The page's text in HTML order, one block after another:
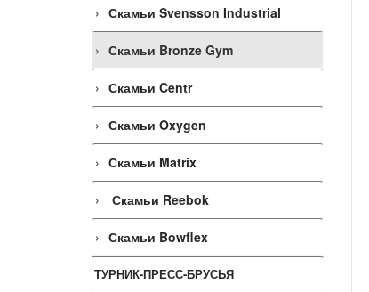
Скамьи Svensson Industrial
Скамьи Bronze Gym
Скамьи Centr
Скамьи Oxygen
Скамьи Matrix
Скамьи Reebok
Скамьи Bowflex
ТУРНИК-ПРЕСС-БРУСЬЯ